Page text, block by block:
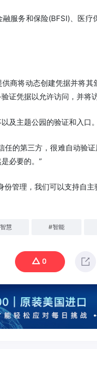
服务和保险(BFSI)、医
商将动态创建凭据并将
证凭据以允许访问，并将
及主题公园的验证和入口。
的第三方，很难自动验
必要的。”
份管理，我们可以支持自
智慧 #智能
0